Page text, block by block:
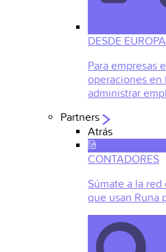
DESDE
Para empresas
operaciones en
administrar
Partners
Atrás
CONTADORES
Súmate a la
que usan Runa